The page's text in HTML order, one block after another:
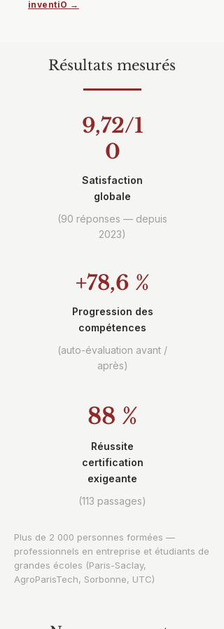
inventiO →
Résultats mesurés
9,72/1
0
Satisfaction
globale
(90 réponses — depuis
2023)
+78,6 %
Progression des
compétences
(auto-évaluation avant /
après)
88 %
Réussite
certification
exigeante
(113 passages)
Plus de 2 000 personnes formées —
professionnels en entreprise et étudiants de
grandes écoles (Paris-Saclay,
AgroParisTech, Sorbonne, UTC)